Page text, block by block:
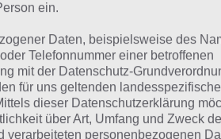
Schau mal, was vor einem Jahr,
Wort Lösungen zu Landleben im
ein.
Daten, beispielsweise des
Telefonnummer einer betroffenen
mit der Datenschutz-
für uns geltenden
dieser Datenschutzerklärung
über Art, Umfang und Zweck
verarbeiteten personenbezogenen